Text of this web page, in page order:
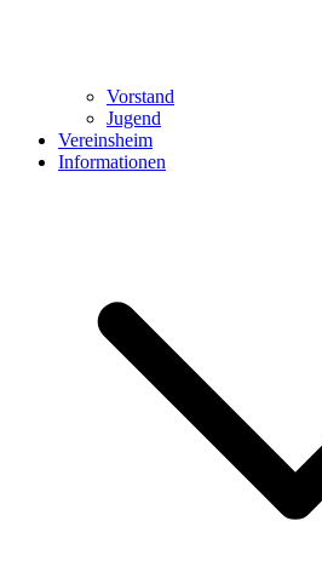
Vorstand
Jugend
Vereinsheim
Informationen